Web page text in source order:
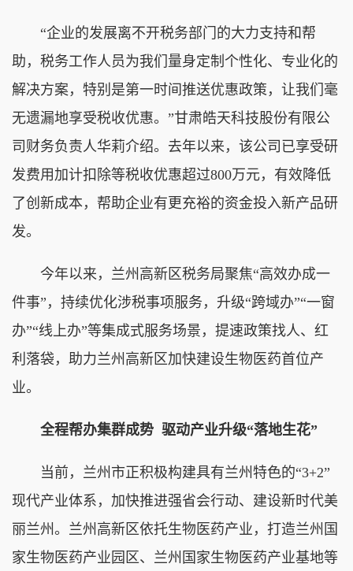
“企业的发展离不开税务部门的大力支持和帮
助，税务工作人员为我们量身定制个性化、专业化的
解决方案，特别是第一时间推送优惠政策，让我们毫
无遗漏地享受税收优惠。”甘肃皓天科技股份有限公
司财务负责人华莉介绍。去年以来，该公司已享受研
发费用加计扣除等税收优惠超过800万元，有效降低
了创新成本，帮助企业有更充裕的资金投入新产品研
发。
今年以来，兰州高新区税务局聚焦“高效办成一
件事”，持续优化涉税事项服务，升级“跨域办”“一窗
办”“线上办”等集成式服务场景，提速政策找人、红
利落袋，助力兰州高新区加快建设生物医药首位产
业。
全程帮办集群成势 驱动产业升级“落地生花”
当前，兰州市正积极构建具有兰州特色的“3+2”
现代产业体系，加快推进强省会行动、建设新时代美
丽兰州。兰州高新区依托生物医药产业，打造兰州国
家生物医药产业园区、兰州国家生物医药产业基地等